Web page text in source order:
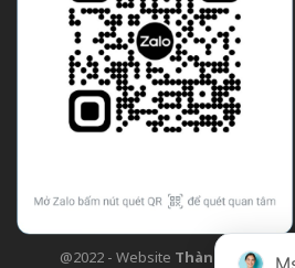
@2022 - Website Thành Công